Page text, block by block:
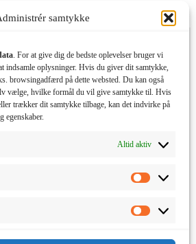
samtykke
. For at give dig de bedste oplevelser bruger vi
indsamle oplysninger. Hvis du giver dit samtykke,
browsingadfærd på dette websted. Du kan også
vælge, hvilke formål du vil give samtykke til. Hvis
trækker dit samtykke tilbage, kan det indvirke på
egenskaber.
Altid aktiv
Marketing
U Press
Connect